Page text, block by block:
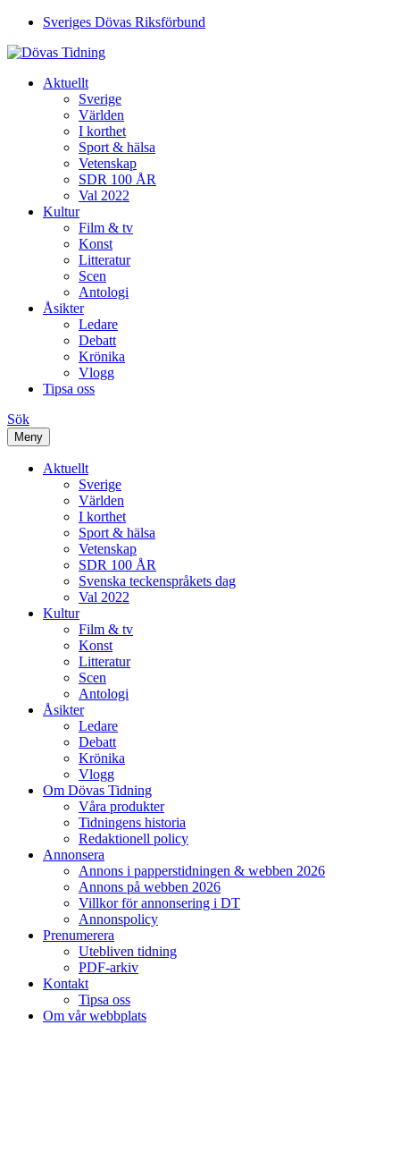
Sveriges Dövas Riksförbund
Aktuellt
Sverige
Världen
I korthet
Sport & hälsa
Vetenskap
SDR 100 ÅR
Val 2022
Kultur
Film & tv
Konst
Litteratur
Scen
Antologi
Åsikter
Ledare
Debatt
Krönika
Vlogg
Tipsa oss
Sök
Meny
Aktuellt
Sverige
Världen
I korthet
Sport & hälsa
Vetenskap
SDR 100 ÅR
Svenska teckenspråkets dag
Val 2022
Kultur
Film & tv
Konst
Litteratur
Scen
Antologi
Åsikter
Ledare
Debatt
Krönika
Vlogg
Om Dövas Tidning
Våra produkter
Tidningens historia
Redaktionell policy
Annonsera
Annons i papperstidningen & webben 2026
Annons på webben 2026
Villkor för annonsering i DT
Annonspolicy
Prenumerera
Utebliven tidning
PDF-arkiv
Kontakt
Tipsa oss
Om vår webbplats